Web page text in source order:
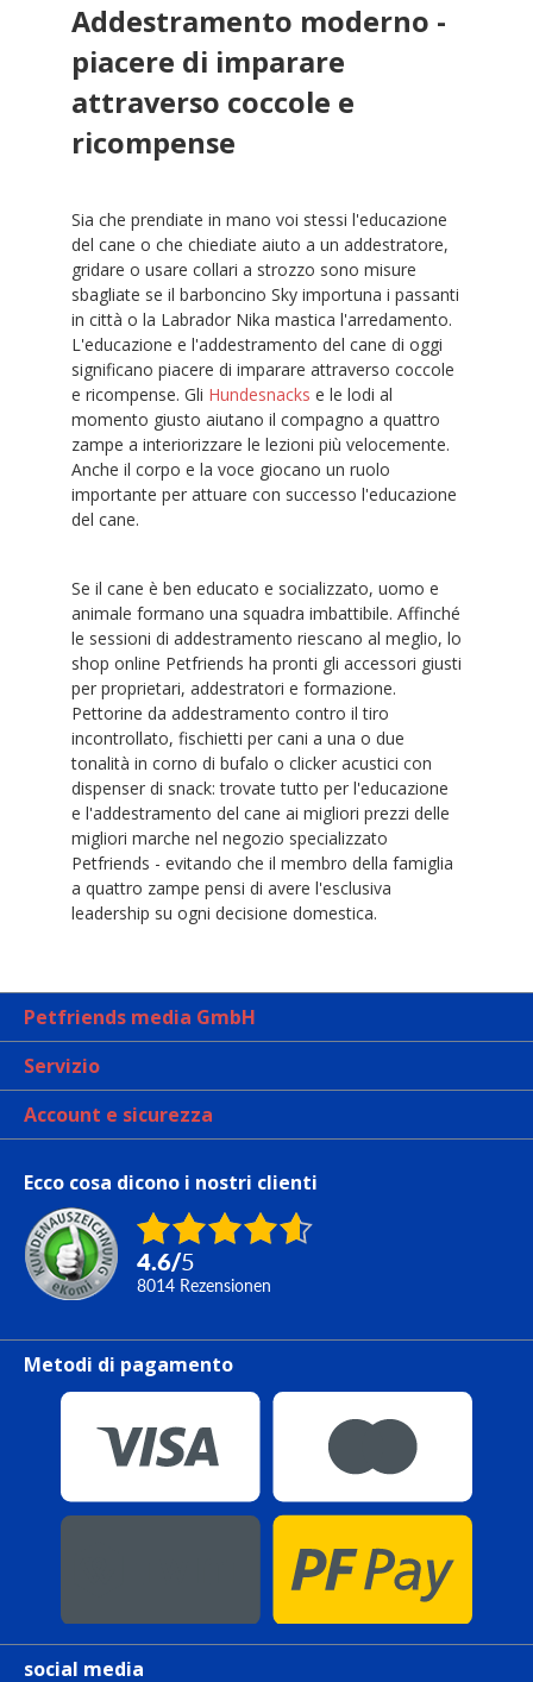
Addestramento moderno -
piacere di imparare
attraverso coccole e
ricompense
Sia che prendiate in mano voi stessi l'educazione
del cane o che chiediate aiuto a un addestratore,
gridare o usare collari a strozzo sono misure
sbagliate se il barboncino Sky importuna i passanti
in città o la Labrador Nika mastica l'arredamento.
L'educazione e l'addestramento del cane di oggi
significano piacere di imparare attraverso coccole
e ricompense. Gli Hundesnacks e le lodi al
momento giusto aiutano il compagno a quattro
zampe a interiorizzare le lezioni più velocemente.
Anche il corpo e la voce giocano un ruolo
importante per attuare con successo l'educazione
del cane.
Se il cane è ben educato e socializzato, uomo e
animale formano una squadra imbattibile. Affinché
le sessioni di addestramento riescano al meglio, lo
shop online Petfriends ha pronti gli accessori giusti
per proprietari, addestratori e formazione.
Pettorine da addestramento contro il tiro
incontrollato, fischietti per cani a una o due
tonalità in corno di bufalo o clicker acustici con
dispenser di snack: trovate tutto per l'educazione
e l'addestramento del cane ai migliori prezzi delle
migliori marche nel negozio specializzato
Petfriends - evitando che il membro della famiglia
a quattro zampe pensi di avere l'esclusiva
leadership su ogni decisione domestica.
Petfriends media GmbH
Servizio
Account e sicurezza
Ecco cosa dicono i nostri clienti
4.6/5
8014 Rezensionen
Metodi di pagamento
social media